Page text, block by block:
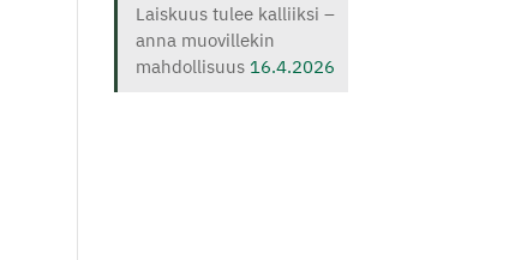
Laiskuus tulee kalliiksi –
anna muovillekin
mahdollisuus 16.4.2026